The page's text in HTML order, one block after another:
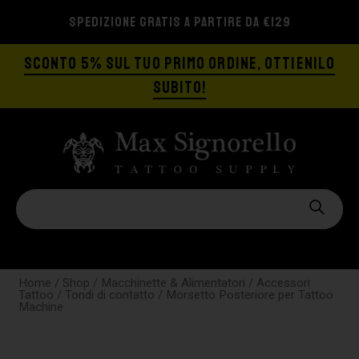
SPEDIZIONE GRATIS A PARTIRE DA €129
SCONTO 5% SUL TUO PRIMO ORDINE, OTTIENILO
SUBITO!
Home / Shop / Macchinette & Alimentatori / Accessori
Tattoo / Tondi di contatto / Morsetto Posteriore per Tattoo
Machine